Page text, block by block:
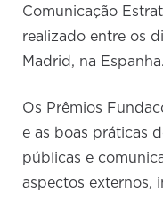
Comunicação
realizado entre os
Madrid, na Espanha.
Os Prêmios
e as boas práticas
públicas e
aspectos externos,